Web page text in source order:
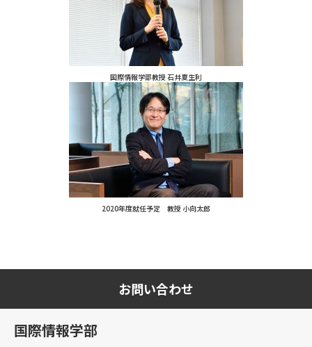
国際情報学部教授 石井夏生利
2020年度就任予定 教授 小向太郎
お問い合わせ
国際情報学部